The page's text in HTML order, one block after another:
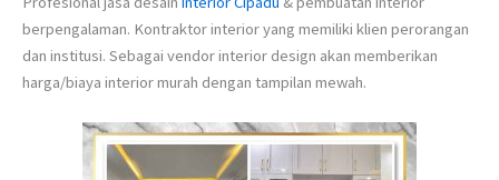
b
o
k
f
t
e
r
n
c
e
r
s
-
berpengalaman. Kontraktor interior yang memiliki klien perorangan
dan institusi. Sebagai vendor interior design akan memberikan
harga/biaya interior murah dengan tampilan mewah.